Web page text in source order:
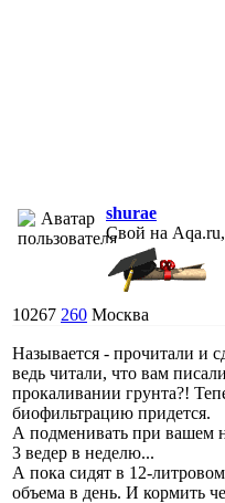
shurae
Свой на
10267 260 Москва
Называется - прочитали и
ведь читали, что вам
прокаливании грунта?!
биофильтрацию придется.
А подменивать при вашем
3 ведер в неделю...
А пока сидят в 12-
объема в день. И кормить